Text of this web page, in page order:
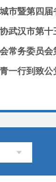
市暨第四
一行到致